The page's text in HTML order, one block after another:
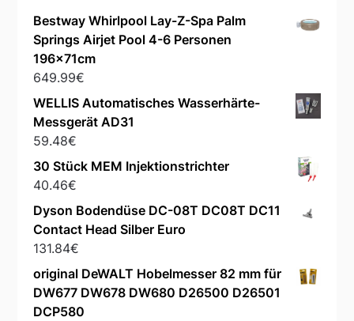
Bestway Whirlpool Lay-Z-Spa Palm
Springs Airjet Pool 4-6 Personen
196x71cm
649.99€
WELLIS Automatisches Wasserhärte-
Messgerät AD31
59.48€
30 Stück MEM Injektionstrichter
40.46€
Dyson Bodendüse DC-08T DC08T DC11
Contact Head Silber Euro
131.84€
original DeWALT Hobelmesser 82 mm für
DW677 DW678 DW680 D26500 D26501
DCP580